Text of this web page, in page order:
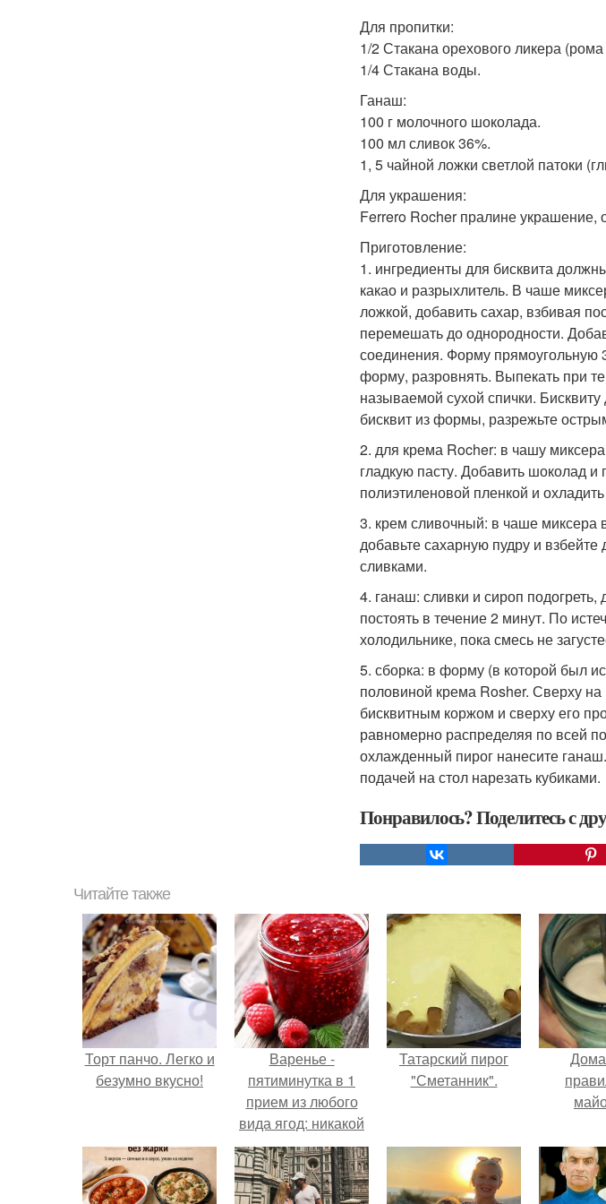
Для пропитки:
1/2 Стакана орехового ликера
1/4 Стакана воды.
Ганаш:
100 г молочного шоколада.
100 мл сливок 36%.
1, 5 чайной ложки светлой патоки
Для украшения:
Ferrero Rocher пралине украшение,
Приготовление:
1. ингредиенты для бисквита
какао и разрыхлитель. В чаше
ложкой, добавить сахар, взбивая
перемешать до однородности.
соединения. Форму прямоугольную
форму, разровнять. Выпекать при
называемой сухой спички.
бисквит из формы, разрежьте
2. для крема Rocher: в чашу
гладкую пасту. Добавить шоколад
полиэтиленовой пленкой и
3. крем сливочный: в чаше миксера
добавьте сахарную пудру и
сливками.
4. ганаш: сливки и сироп
постоять в течение 2 минут. По
холодильнике, пока смесь не
5. сборка: в форму (в которой был
половиной крема Rosher. Сверху
бисквитным коржом и сверху его
равномерно распределяя по всей
охлажденный пирог нанесите
подачей на стол нарезать кубиками.
Понравилось? Поделитесь с
Читайте также
Торт панчо. Легко и
безумно вкусно!
Варенье -
пятиминутка в 1
прием из любого
вида ягод: никакой
длительной варки,
все витамины на
месте!
Татарский пирог
"Сметанник".